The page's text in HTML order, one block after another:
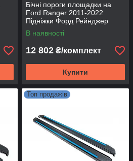
Бічні пороги площадки на
Ford Ranger 2011-2022
Підніжки Форд Рейнджер
Maya V2
В наявності
12 802 ₴/комплект
Купити
Топ продажів